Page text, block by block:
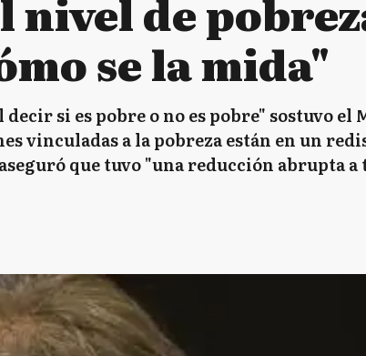
nivel de
se la mida"
si es pobre o no es pobre" sostuvo el
vinculadas a la pobreza están en un
que tuvo "una reducción abrupta